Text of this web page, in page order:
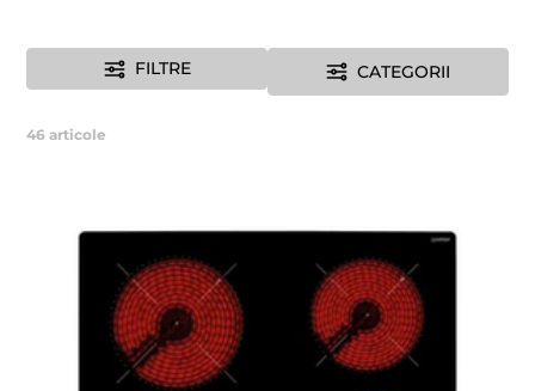
FILTRE CATEGORII
46 articole